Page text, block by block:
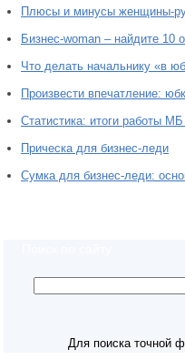
Плюсы и минусы женщины-
Бизнес-woman – найдите 10
Что делать начальнику «в
Произвести впечатление:
Статистика: итоги работы
Прическа для бизнес-леди
Сумка для бизнес-леди:
Для поиска точной